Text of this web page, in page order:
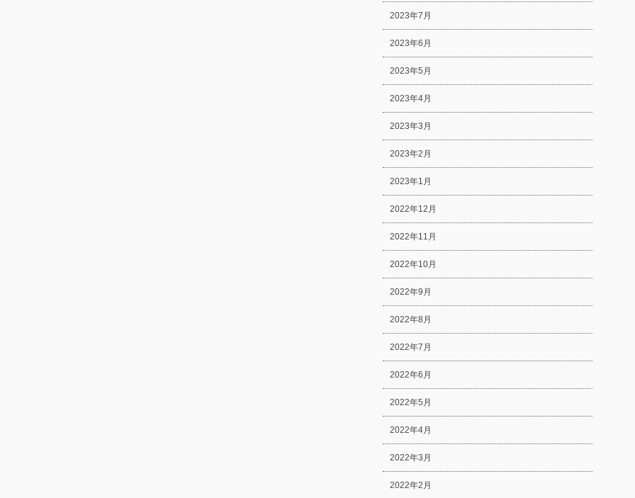
2023年7月
2023年6月
2023年5月
2023年4月
2023年3月
2023年2月
2023年1月
2022年12月
2022年11月
2022年10月
2022年9月
2022年8月
2022年7月
2022年6月
2022年5月
2022年4月
2022年3月
2022年2月